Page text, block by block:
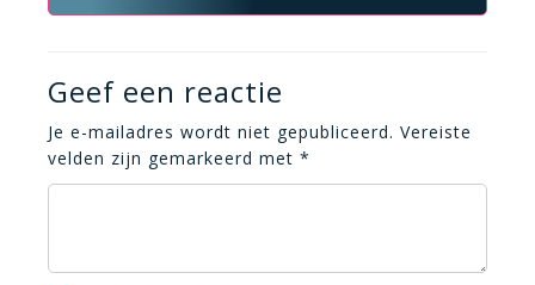
Geef een reactie
Je e-mailadres wordt niet gepubliceerd. Vereiste
velden zijn gemarkeerd met *